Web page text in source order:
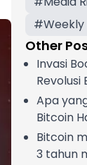
#Weekly
Other
Invasi
Revolusi
Apa
Bitcoin
Bitcoin
3 tahun